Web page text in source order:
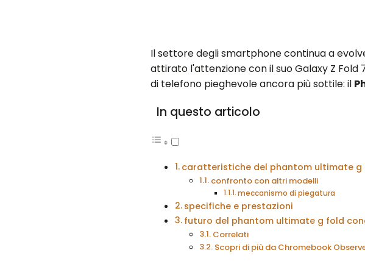
Il settore degli smartphone continua a
attirato l'attenzione con il suo Galaxy Z
di telefono pieghevole ancora più sottile: il
In questo articolo
caratteristiche del phantom ultimate
confronto con altri modelli
meccanismo di piegatura
specifiche e prestazioni
futuro del phantom ultimate g fold
Correlati
Scopri di più da Chromebook